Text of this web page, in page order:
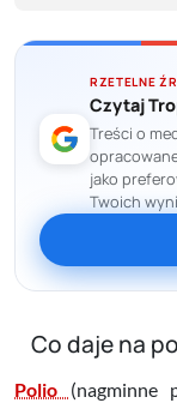
RZETELNE
Czytaj
Treści o
jako
Twoich
Co daje na
Polio (nagminne